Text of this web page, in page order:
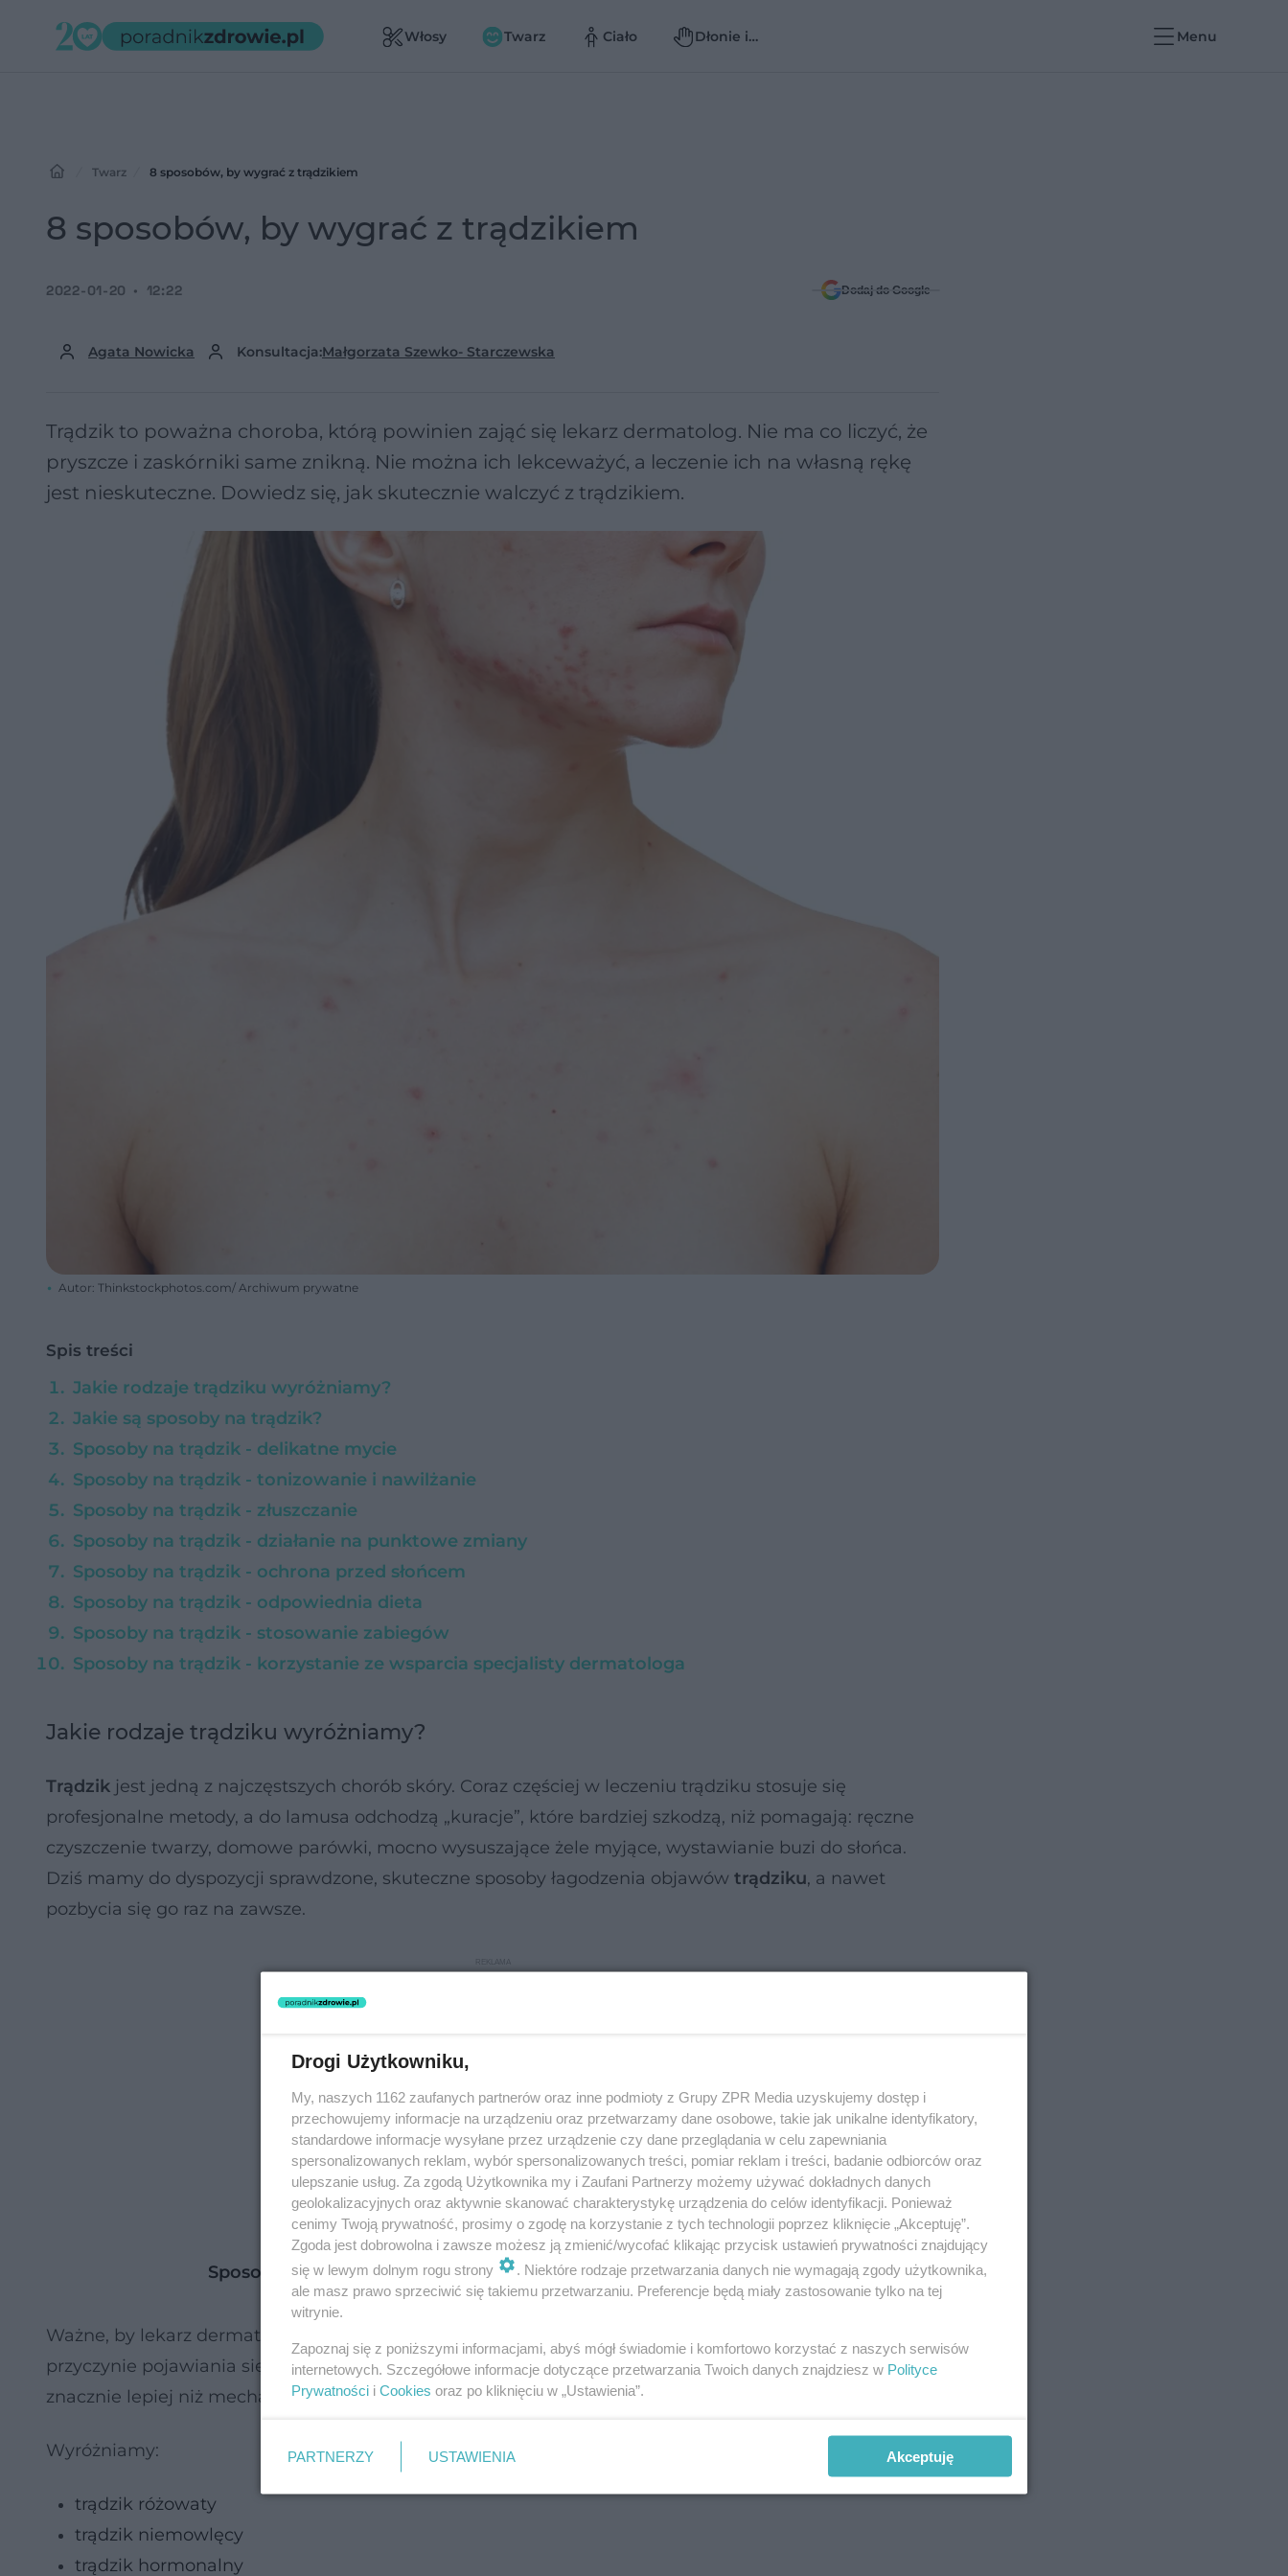
Włosy Twarz Ciało
Dłonie i
Menu
Twarz 8 sposobów, by wygrać z trądzikiem
8 sposobów, by wygrać z trądzikiem
Agata Nowicka Konsultacja:Małgorzata Szewko- Starczewska
2022-01-20 12:22 Dodaj do Google
Trądzik to poważna choroba, którą powinien zająć się lekarz dermatolog. Nie ma co liczyć, że
pryszcze i zaskórniki same znikną. Nie można ich lekceważyć, a leczenie ich na własną rękę
jest nieskuteczne. Dowiedz się, jak skutecznie walczyć z trądzikiem.
Autor: Thinkstockphotos.com/ Archiwum prywatne
Spis treści
Jakie rodzaje trądziku wyróżniamy?
Jakie są sposoby na trądzik?
Sposoby na trądzik - delikatne mycie
Sposoby na trądzik - tonizowanie i nawilżanie
Sposoby na trądzik - złuszczanie
Sposoby na trądzik - działanie na punktowe zmiany
Sposoby na trądzik - ochrona przed słońcem
Sposoby na trądzik - odpowiednia dieta
Sposoby na trądzik - stosowanie zabiegów
Sposoby na trądzik - korzystanie ze wsparcia specjalisty dermatologa
Jakie rodzaje trądziku wyróżniamy?
Trądzik jest jedną z najczęstszych chorób skóry. Coraz częściej w leczeniu trądziku stosuje się
profesjonalne metody, a do lamusa odchodzą „kuracje”, które bardziej szkodzą, niż pomagają: ręczne
czyszczenie twarzy, domowe parówki, mocno wysuszające żele myjące, wystawianie buzi do słońca.
Dziś mamy do dyspozycji sprawdzone, skuteczne sposoby łagodzenia objawów trądziku, a nawet
pozbycia się go raz na zawsze.
Sposoby na walkę z trądzikiem
Ważne, by lekarz dermatolog ocenił postać trądziku. Jego rodzaj i pochodzenie mówią wiele o
przyczynie pojawiania się niedoskonałości. Delikatne i systematyczne leczenie skóry sprawdza się
znacznie lepiej niż mechaniczne oczyszczanie i podrażnianie naskórka.
Wyróżniamy:
trądzik różowaty
trądzik niemowlęcy
trądzik hormonalny
Drogi Użytkowniku,
My, naszych 1162 zaufanych partnerów oraz inne podmioty z Grupy ZPR Media uzyskujemy dostęp i
przechowujemy informacje na urządzeniu oraz przetwarzamy dane osobowe, takie jak unikalne identyfikatory,
standardowe informacje wysyłane przez urządzenie czy dane przeglądania w celu zapewniania
spersonalizowanych reklam, wybór spersonalizowanych treści, pomiar reklam i treści, badanie odbiorców oraz
ulepszanie usług. Za zgodą Użytkownika my i Zaufani Partnerzy możemy używać dokładnych danych
geolokalizacyjnych oraz aktywnie skanować charakterystykę urządzenia do celów identyfikacji. Ponieważ
cenimy Twoją prywatność, prosimy o zgodę na korzystanie z tych technologii poprzez kliknięcie „Akceptuję”.
Zgoda jest dobrowolna i zawsze możesz ją zmienić/wycofać klikając przycisk ustawień prywatności znajdujący
się w lewym dolnym rogu strony
. Niektóre rodzaje przetwarzania danych nie wymagają zgody użytkownika,
ale masz prawo sprzeciwić się takiemu przetwarzaniu. Preferencje będą miały zastosowanie tylko na tej
witrynie.
Zapoznaj się z poniższymi informacjami, abyś mógł świadomie i komfortowo korzystać z naszych serwisów
internetowych. Szczegółowe informacje dotyczące przetwarzania Twoich danych znajdziesz w Polityce
Prywatności i Cookies oraz po kliknięciu w „Ustawienia”.
PARTNERZY USTAWIENIA Akceptuję